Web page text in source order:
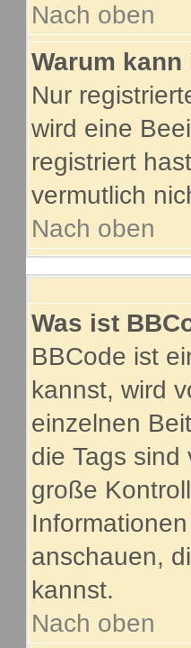
Nach oben
Warum
Nur
wird eine
registriert
vermutlich
Nach oben
Was ist
BBCode ist
kannst, wird
einzelnen
die Tags
große
anschauen,
kannst.
Nach oben